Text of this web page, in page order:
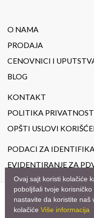
O NAMA
PRODAJA
CENOVNICI I
BLOG
KONTAKT
POLITIKA
OPŠTI USLOVI
PODACI ZA
EVIDENTIRANJE ZA
© 2023JoilArt.- All
Ovaj sajt koristi kolačiće
poboljšali tvoje
nastavite da koristite naš
kolačiće Više informacija